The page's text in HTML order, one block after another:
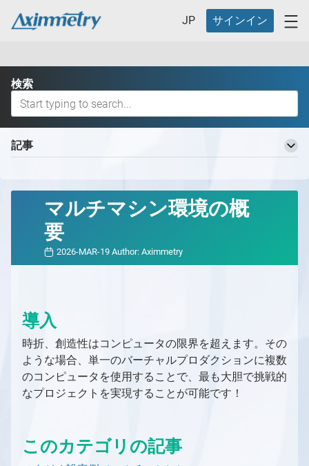
JP サインイン
検索
記事
バーチャルプロダクションワークフロー
バーチャルプロダクションの定義とそのメリット
バーチャルプロダクション用の異なるスタジオ
バーチャルプロダクション用の異なるスタジオ
グリーンスクリーン
LEDウォール
AR（拡張現実）
固定カメラか移動カメラか？
Aximmetry レンダリング・コンポーネント
Aximmetry ソフトウェアパッケージ
必要なライセンス数は？
ソフトウェアバージョン履歴
PC
ソフトウェア環境
対応GPU
キャプチャカード
Mac対応
プロフェッショナルカメラとオブジェクトトラ
ッキングシステム
トラッキングシステム
インターフェース
SDI
HDMI
コントローラー
Aximmetry の開始方法
これから始めるAximmetry入門
Aximmetry を使用するユーザー
Aximmetryのインストールする方法
Aximmetry Composer
起動設定
ユーザーインターフェース
パネルの概要
Aximmetry Eye
方法
有線接続によるAximmetry Eyeの使い方
Aximmetry ゲートウェイの使用
Aximmetry Instant
Aximmetry Instant とは何ですか？
バーチャルプロダクション用の入力/出力の設定
バーチャルプロダクション用の入力/出力の設定
の概要
デバイスマッピング
ビデオ
インターレースビデオ信号
HDR 入力と出力
HTTP経由でのAximmetryの外部制御
GPIO入力/出力設定
MOS
AximmetryでMOSを設定する方法
対応ファイル形式、エンコーダー、デコーダー
トラッキング
トラッキングの概要
トラッキングシステムとは何か、その用途は？
トラッキングシステムの種類
トラッキングシステムユニットの設定
トラッキングシステムユニットの設定
通信の設定
グラフィックとバーチャルアセットの取得
グラフィックとバーチャルアセットの取得の概
要
概要
モデルの準備
AX Scene Editorでのコンテンツ作成
AX Scene Editor 導入ガイド
グリーンスクリーン制作
グリーンスクリーン制作の概要
スタジオ設定例（グリーンスクリーン、バー
チャルカメラ）
トラッキングカメラワークフロー
スタジオ設定例（グリーンスクリーン、トラ
キーイング
LEDウォール制作の概要
LEDの活用事例
ARプロダクションの概要
スタジオ設定例（AR）
マルチマシン環境
マルチマシン環境の概要
マルチマシン環境の概
要
2026-MAR-19 Author: Aximmetry
導入
時折、創造性はコンピュータの限界を超えます。その
ような場合、単一のバーチャルプロダクションに複数
のコンピュータを使用することで、最も大胆で挑戦的
なプロジェクトを実現することが可能です！
このカテゴリの記事